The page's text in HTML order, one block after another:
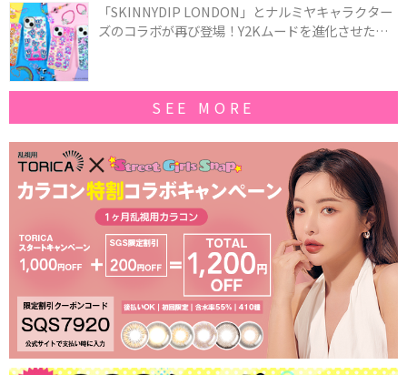
「SKINNYDIP LONDON」とナルミヤキャラクター
ズのコラボが再び登場！Y2Kムードを進化させた新
SEE MORE